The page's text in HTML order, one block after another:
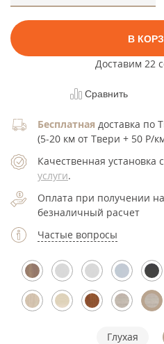
В
Доставим 22
Сравнить
Бесплатная доставка по
(5-20 км от Твери + 50 Р/
Качественная установка
услуги.
Оплата при получении
безналичный расчет
Частые вопросы
Глухая